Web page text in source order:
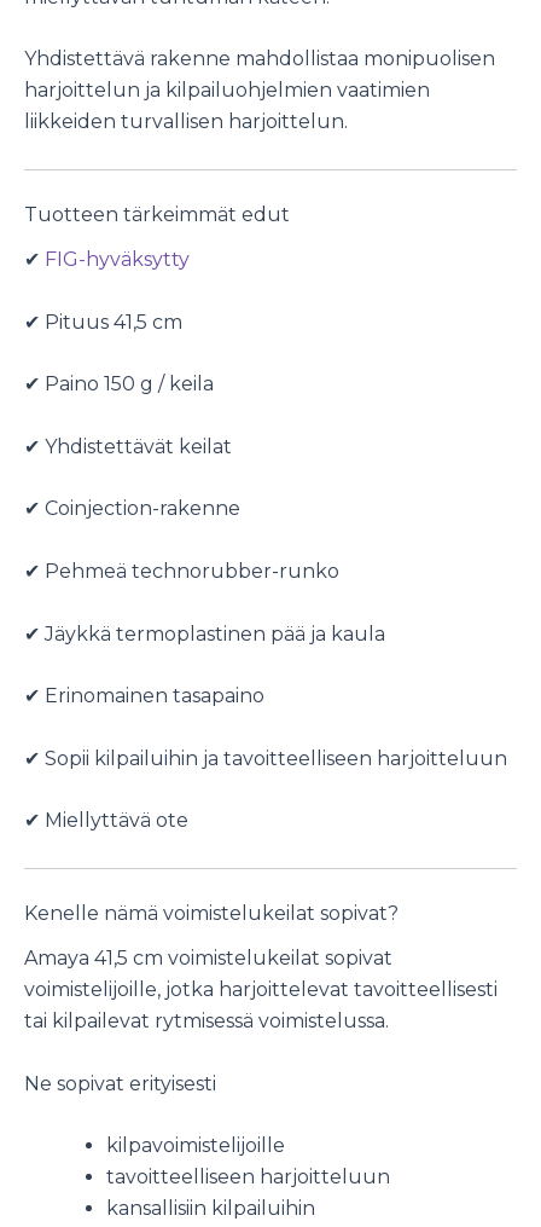
Yhdistettävä rakenne mahdollistaa monipuolisen
harjoittelun ja kilpailuohjelmien vaatimien
liikkeiden turvallisen harjoittelun.
Tuotteen tärkeimmät edut
✔ FIG-hyväksytty
✔ Pituus 41,5 cm
✔ Paino 150 g / keila
✔ Yhdistettävät keilat
✔ Coinjection-rakenne
✔ Pehmeä technorubber-runko
✔ Jäykkä termoplastinen pää ja kaula
✔ Erinomainen tasapaino
✔ Sopii kilpailuihin ja tavoitteelliseen harjoitteluun
✔ Miellyttävä ote
Kenelle nämä voimistelukeilat sopivat?
Amaya 41,5 cm voimistelukeilat sopivat
voimistelijoille, jotka harjoittelevat tavoitteellisesti
tai kilpailevat rytmisessä voimistelussa.
Ne sopivat erityisesti
kilpavoimistelijoille
tavoitteelliseen harjoitteluun
kansallisiin kilpailuihin